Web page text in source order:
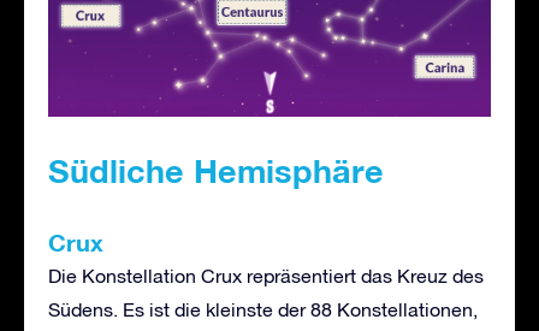
Südliche Hemisphäre
Crux
Die Konstellation Crux repräsentiert das Kreuz des
Südens. Es ist die kleinste der 88 Konstellationen,